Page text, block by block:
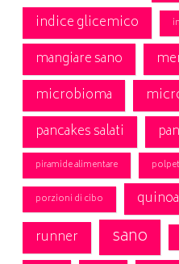
indice glicemico
mangiare sano
microbioma
pancakes salati
piramide alimentare
porzioni di cibo quinoa
runner sano